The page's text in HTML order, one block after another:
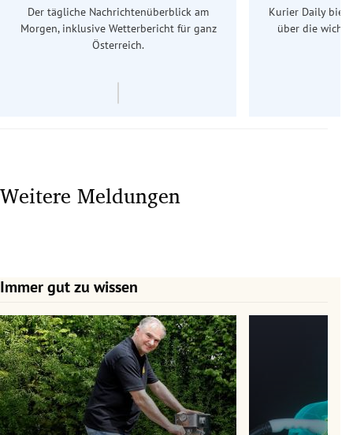
Der tägliche Nachrichtenüberblick am
Morgen, inklusive Wetterbericht für ganz
Österreich.
Kurier Daily
über die
Weitere Meldungen
Immer gut zu wissen
Slide 1 von 7